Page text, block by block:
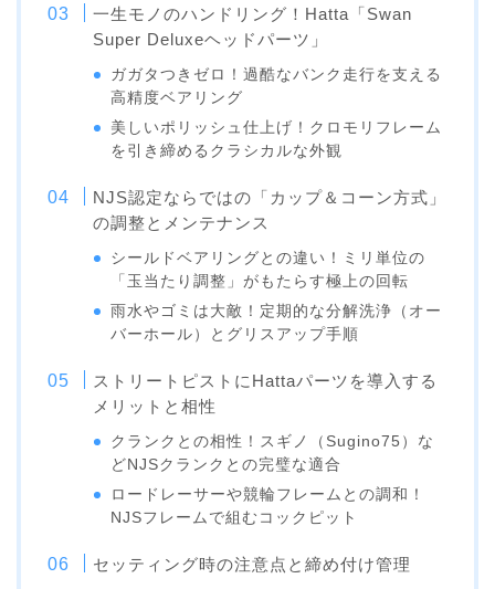
一生モノのハンドリング！Hatta「Swan
Super Deluxeヘッドパーツ」
ガガタつきゼロ！過酷なバンク走行を支える
高精度ベアリング
美しいポリッシュ仕上げ！クロモリフレーム
を引き締めるクラシカルな外観
NJS認定ならではの「カップ＆コーン方式」
の調整とメンテナンス
シールドベアリングとの違い！ミリ単位の
「玉当たり調整」がもたらす極上の回転
雨水やゴミは大敵！定期的な分解洗浄（オー
バーホール）とグリスアップ手順
ストリートピストにHattaパーツを導入する
メリットと相性
クランクとの相性！スギノ（Sugino75）な
どNJSクランクとの完璧な適合
ロードレーサーや競輪フレームとの調和！
NJSフレームで組むコックピット
セッティング時の注意点と締め付け管理